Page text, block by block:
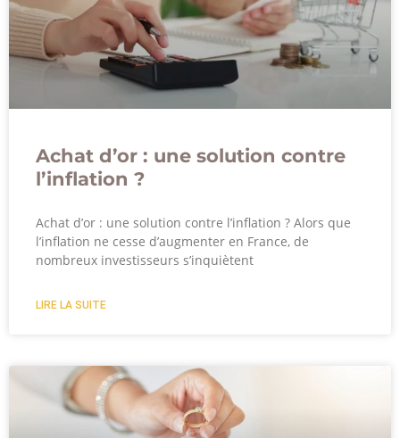
Achat d’or : une solution contre
l’inflation ?
Achat d’or : une solution contre l’inflation ? Alors que
l’inflation ne cesse d’augmenter en France, de
nombreux investisseurs s’inquiètent
LIRE LA SUITE